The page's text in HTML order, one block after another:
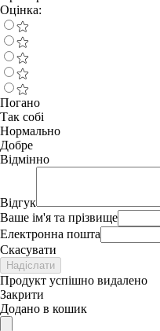
Оцінка:
Погано
Так собі
Нормально
Добре
Відмінно
Відгук
Ваше ім'я та прізвище
Електронна пошта
Скасувати
Надіслати
Продукт успішно видалено
Закрити
Додано в кошик